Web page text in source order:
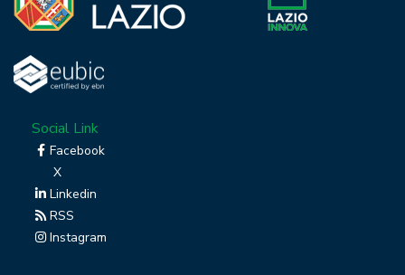
Social Link
Facebook
X
Linkedin
RSS
Instagram